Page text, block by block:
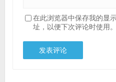
在此浏览器中保存我的显
址，以便下次评论时使用。